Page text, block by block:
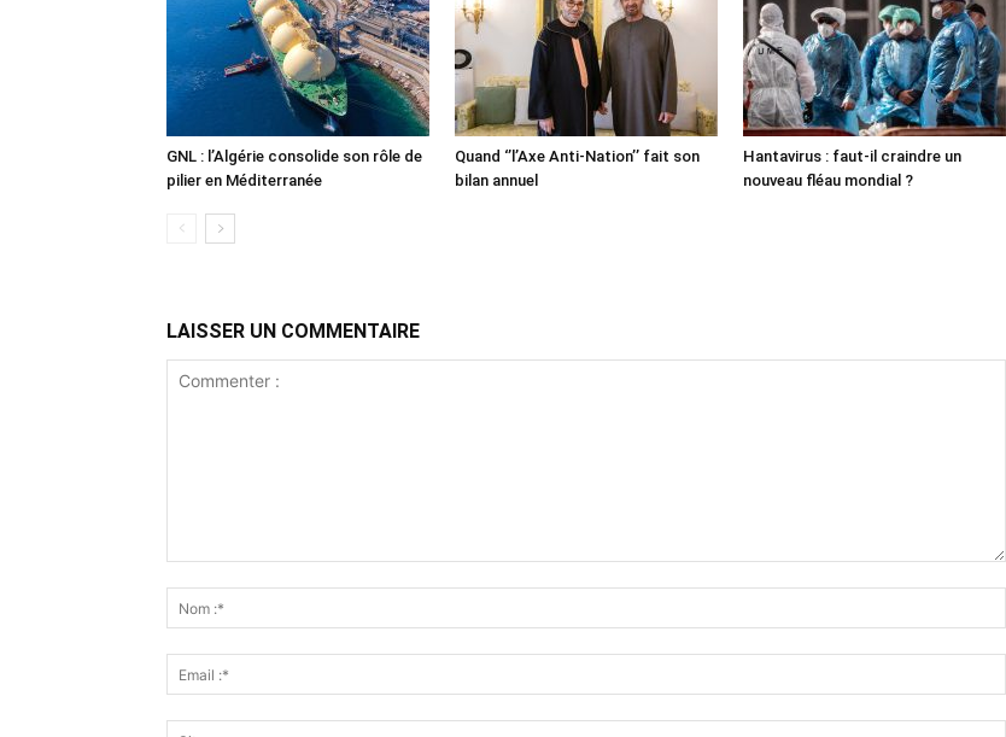
GNL : l’Algérie consolide son rôle de
pilier en Méditerranée
Quand ‘’l’Axe Anti-Nation’’ fait son
bilan annuel
Hantavirus : faut-il craindre un
nouveau fléau mondial ?
LAISSER UN COMMENTAIRE